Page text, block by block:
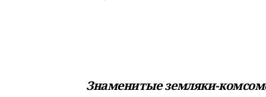
Знаменитые земляки-